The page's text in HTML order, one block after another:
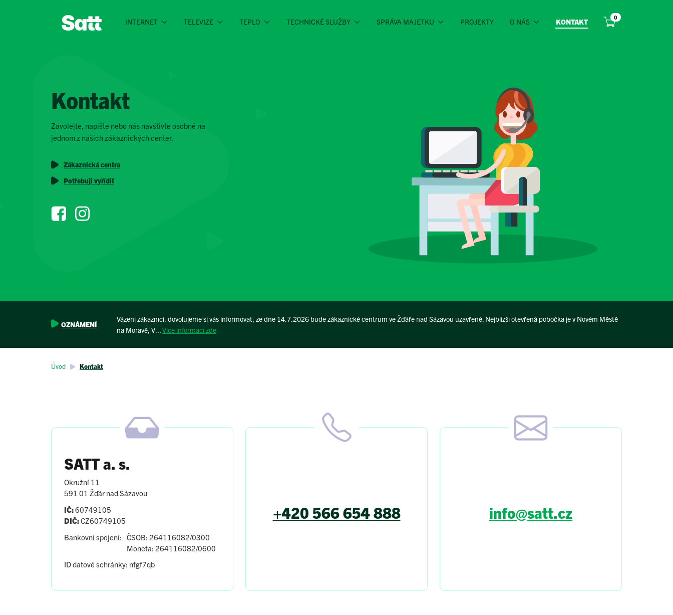
INTERNET TELEVIZE TEPLO TECHNICKÉ SLUŽBY SPRÁVA MAJETKU PROJEKTY O NÁS KONTAKT 0
Kontakt
Zavolejte, napište nebo nás navštivte osobně na
jednom z našich zákaznických center.
Zákaznická centra
Potřebuji vyřídit
OZNÁMENÍ
Vážení zákazníci, dovolujeme si vás informovat, že dne 14.7.2026 bude zákaznické centrum ve Žďáře nad Sázavou uzavřené. Nejbližší otevřená pobočka je v Novém Městě
na Moravě, V...Více informací zde
Úvod Kontakt
SATT a. s.
Okružní 11
591 01 Žďár nad Sázavou
IČ:60749105
DIČ:CZ60749105
Bankovní spojení: ČSOB: 264116082/0300
Moneta: 264116082/0600
ID datové schránky: nfgf7qb
+420 566 654 888 info@satt.cz